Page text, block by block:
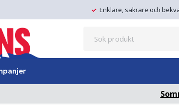
Enklare, säkrare och